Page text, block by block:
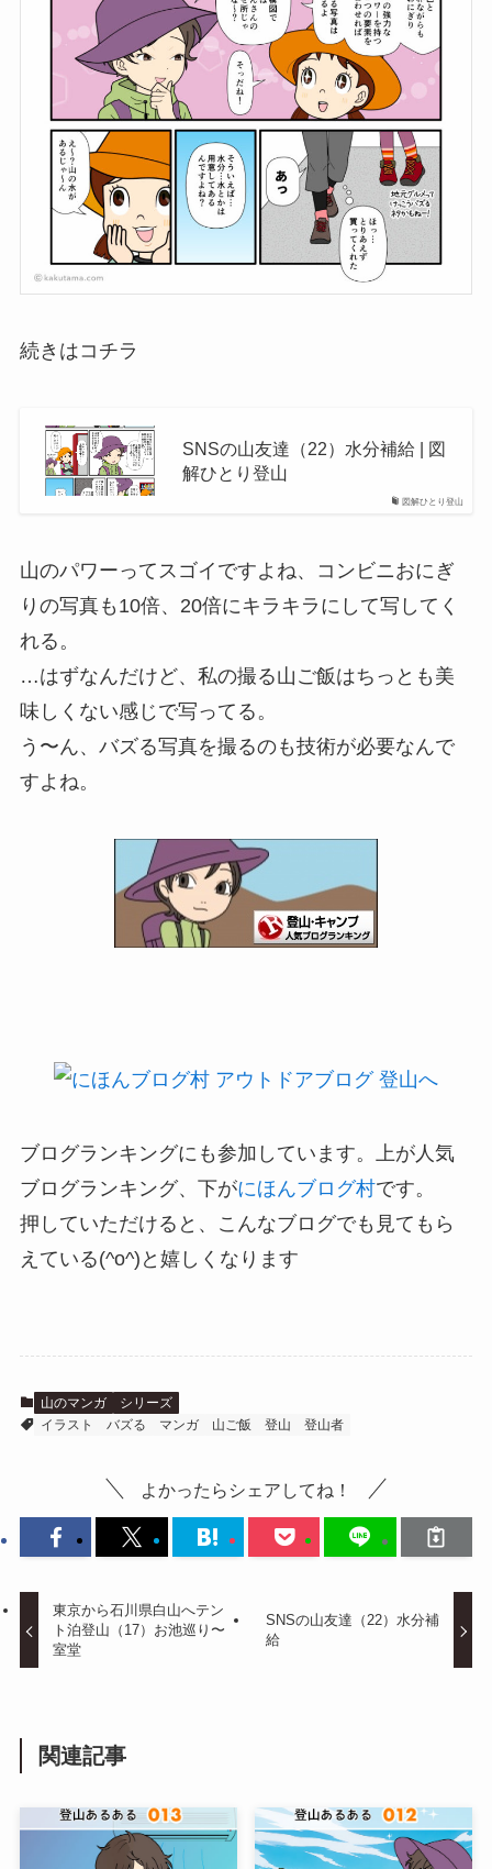
続きはコチラ
図解ひとり登山
SNSの山友達（22）水分補給 | 図
解ひとり登山
山のパワーってスゴイですよね、コンビニおにぎ
りの写真も10倍、20倍にキラキラにして写してく
れる。
…はずなんだけど、私の撮る山ご飯はちっとも美
味しくない感じで写ってる。
う〜ん、バズる写真を撮るのも技術が必要なんで
すよね。
ブログランキングにも参加しています。上が人気
ブログランキング、下がにほんブログ村です。
押していただけると、こんなブログでも見てもら
えている(^o^)と嬉しくなります
山のマンガ
シリーズ
イラスト
バズる マンガ 山ご飯 登山 登山者
よかったらシェアしてね！
東京から石川県白山へテン
ト泊登山（17）お池巡り〜
室堂
SNSの山友達（22）水分補
給
関連記事